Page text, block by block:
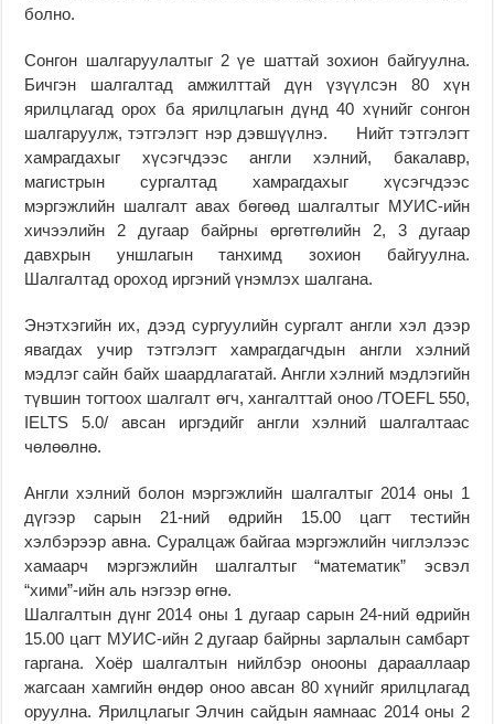
болно.
Сонгон шалгаруулалтыг 2 үе шаттай зохион байгуулна.
Бичгэн шалгалтад амжилттай дүн үзүүлсэн 80 хүн
ярилцлагад орох ба ярилцлагын дүнд 40 хүнийг сонгон
шалгаруулж, тэтгэлэгт нэр дэвшүүлнэ. Нийт тэтгэлэгт
хамрагдахыг хүсэгчдээс англи хэлний, бакалавр,
магистрын сургалтад хамрагдахыг хүсэгчдээс
мэргэжлийн шалгалт авах бөгөөд шалгалтыг МУИС-ийн
хичээлийн 2 дугаар байрны өргөтгөлийн 2, 3 дугаар
давхрын уншлагын танхимд зохион байгуулна.
Шалгалтад ороход иргэний үнэмлэх шалгана.
Энэтхэгийн их, дээд сургуулийн сургалт англи хэл дээр
явагдах учир тэтгэлэгт хамрагдагчдын англи хэлний
мэдлэг сайн байх шаардлагатай. Англи хэлний мэдлэгийн
түвшин тогтоох шалгалт өгч, хангалттай оноо /TOEFL 550,
IELTS 5.0/ авсан иргэдийг англи хэлний шалгалтаас
чөлөөлнө.
Англи хэлний болон мэргэжлийн шалгалтыг 2014 оны 1
дүгээр сарын 21-ний өдрийн 15.00 цагт тестийн
хэлбэрээр авна. Суралцаж байгаа мэргэжлийн чиглэлээс
хамаарч мэргэжлийн шалгалтыг “математик” эсвэл
“хими”-ийн аль нэгээр өгнө.
Шалгалтын дүнг 2014 оны 1 дугаар сарын 24-ний өдрийн
15.00 цагт МУИС-ийн 2 дугаар байрны зарлалын самбарт
гаргана. Хоёр шалгалтын нийлбэр онооны дарааллаар
жагсаан хамгийн өндөр оноо авсан 80 хүнийг ярилцлагад
оруулна. Ярилцлагыг Элчин сайдын яамнаас 2014 оны 2